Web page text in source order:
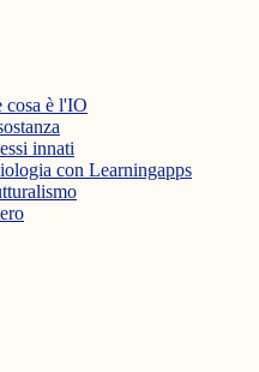
cosa è l'IO
innati
con Learningapps